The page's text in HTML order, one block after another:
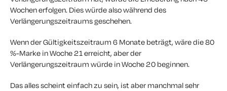
Wochen erfolgen. Dies würde also während des
Verlängerungszeitraums geschehen.
Wenn der Gültigkeitszeitraum 6 Monate beträgt, wäre die 80
%-Marke in Woche 21 erreicht, aber der
Verlängerungszeitraum würde in Woche 20 beginnen.
Das alles scheint einfach zu sein, ist aber manchmal sehr